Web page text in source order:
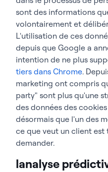
sont des informations
volontairement et
L'utilisation de ces
depuis que Google a
intention de ne plus
tiers dans Chrome.
marketing ont compris
party" sont plus qu'une
des données des
désormais que l'un des
ce que veut un client
demander.
lanalyse